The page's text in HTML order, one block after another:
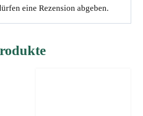
eine Rezension abgeben.